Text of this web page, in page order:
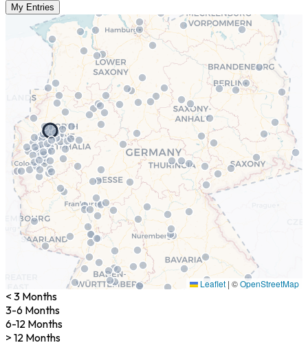
My Entries
Leaflet | ©OpenStreetMap
< 3 Months
3-6 Months
6-12 Months
> 12 Months